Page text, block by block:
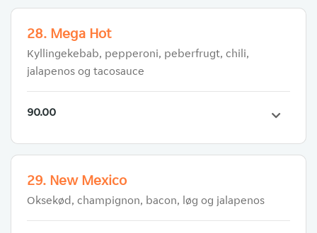
28. Mega Hot
Kyllingekebab, pepperoni, peberfrugt, chili,
jalapenos og tacosauce
90.00
29. New Mexico
Oksekød, champignon, bacon, løg og jalapenos